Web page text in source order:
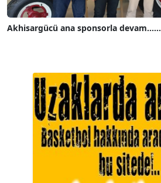
Akhisargücü ana sponsorla devam......